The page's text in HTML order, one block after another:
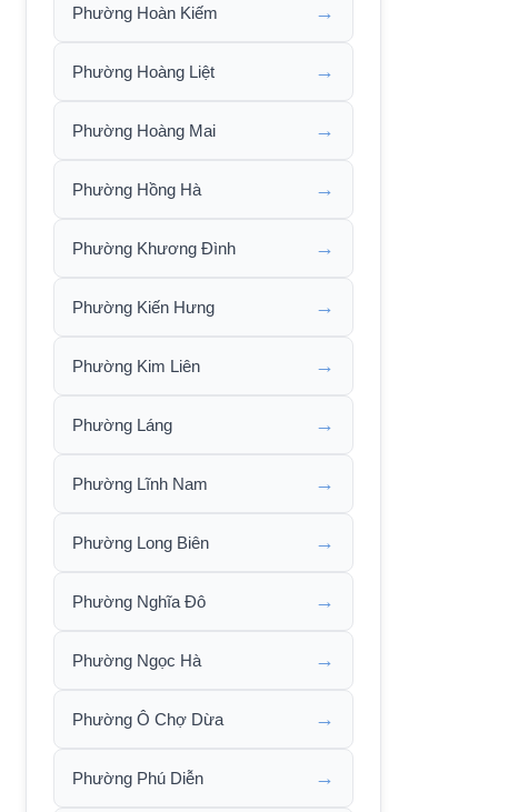
Phường Hoàn Kiếm →
Phường Hoàng Liệt →
Phường Hoàng Mai →
Phường Hồng Hà →
Phường Khương Đình →
Phường Kiến Hưng →
Phường Kim Liên →
Phường Láng →
Phường Lĩnh Nam →
Phường Long Biên →
Phường Nghĩa Đô →
Phường Ngọc Hà →
Phường Ô Chợ Dừa →
Phường Phú Diễn →